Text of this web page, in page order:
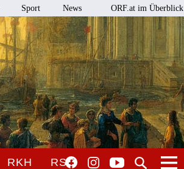
Sport News ORF.at im Überblick
RKH RSO